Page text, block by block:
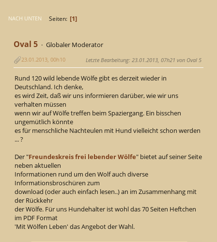
NACH UNTEN Seiten 1
Oval 5 Globaler Moderator
23.01.2013, 00h10 Letzte Bearbeitung: 23.01.2013, 07h21 von Oval 5
Rund 120 wild lebende Wölfe gibt es derzeit wieder in
Deutschland. Ich denke,
es wird Zeit, daß wir uns informieren darüber, wie wir uns
verhalten müssen
wenn wir auf Wölfe treffen beim Spaziergang. Ein bisschen
ungemütlich könnte
es für menschliche Nachteulen mit Hund vielleicht schon werden
... ?
Der "Freundeskreis frei lebender Wölfe" bietet auf seiner Seite
neben aktuellen
Informationen rund um den Wolf auch diverse
Informationsbroschüren zum
download (oder auch einfach lesen..) an im Zusammenhang mit
der Rückkehr
der Wölfe. Für uns Hundehalter ist wohl das 70 Seiten Heftchen
im PDF Format
'Mit Wölfen Leben' das Angebot der Wahl.